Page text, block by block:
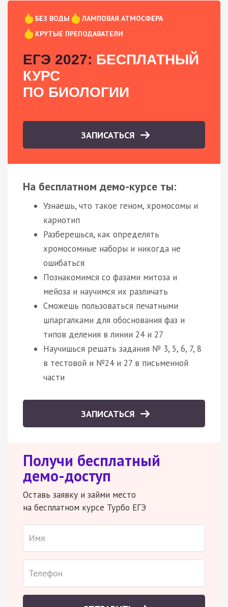
БЕЗ ВОДЫ
ЛАМПОВАЯ АТМОСФЕРА
КРУТЫЕ ПРЕПОДАВАТЕЛИ
ЕГЭ 2027: БЕСПЛАТНЫЙ
КУРС
ПО БИОЛОГИИ
ЗАПИСАТЬСЯ
На бесплатном демо-курсе ты:
Узнаешь, что такое геном, хромосомы и
кариотип
Разберешься, как определять
хромосомные наборы и никогда не
ошибаться
Познакомимся со фазами митоза и
мейоза и научимся их различать
Сможешь пользоваться печатными
шпаргалками для обоснования фаз и
типов деления в линии 24 и 27
Научишься решать задания № 3, 5, 6, 7, 8
в тестовой и №24 и 27 в письменной
части
ЗАПИСАТЬСЯ
Получи бесплатный
демо-доступ
Оставь заявку и займи место
на бесплатном курсе Турбо ЕГЭ